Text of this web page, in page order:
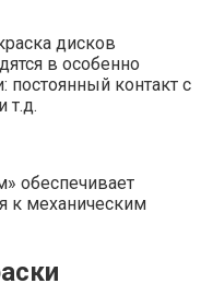
дисков
в особенно
постоянный контакт с
т.д.
обеспечивает
к механическим